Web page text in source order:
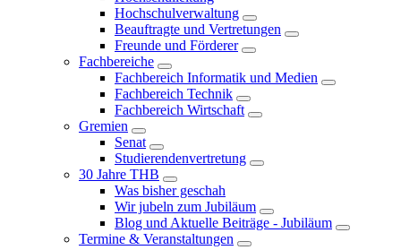
Hochschulverwaltung
Beauftragte und Vertretungen
Freunde und Förderer
Fachbereiche
Fachbereich Informatik und Medien
Fachbereich Technik
Fachbereich Wirtschaft
Gremien
Senat
Studierendenvertretung
30 Jahre THB
Was bisher geschah
Wir jubeln zum Jubiläum
Blog und Aktuelle Beiträge - Jubiläum
Termine & Veranstaltungen